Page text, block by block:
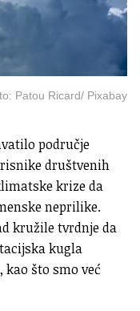
Patou Ricard/ Pixabay
područje
društvenih
krize da
neprilike.
kružile tvrdnje da
kugla
kao što smo već